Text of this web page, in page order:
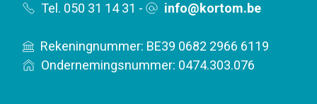
Tel. 050 31 14 31 - info@kortom.be
Rekeningnummer: BE39 0682 2966 6119
Ondernemingsnummer: 0474.303.076